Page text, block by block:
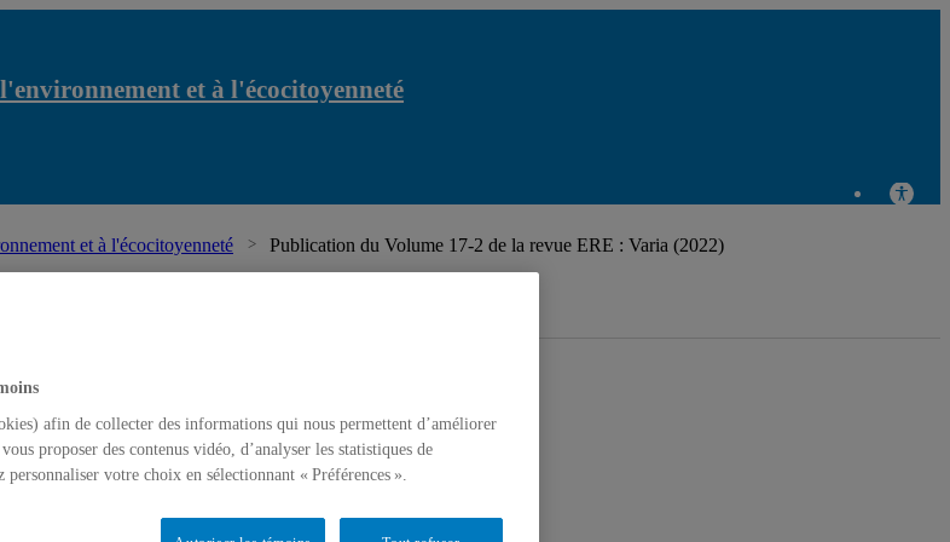
et à l'écocitoyenneté
et à l'écocitoyenneté Publication du Volume 17-2 de la revue ERE : Varia (2022)
afin de collecter des informations qui nous permettent d’améliorer
proposer des contenus vidéo, d’analyser les statistiques de
votre choix en sélectionnant « Préférences ».